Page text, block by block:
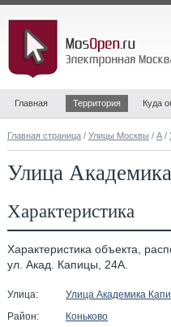
Главная Территория Куда
Главная страница / Улицы Москвы / А /
Улица
Характеристика
Характеристика объекта,
ул. Акад. Капицы, 24А.
Улица:
Улица Академика
Район:
Коньково